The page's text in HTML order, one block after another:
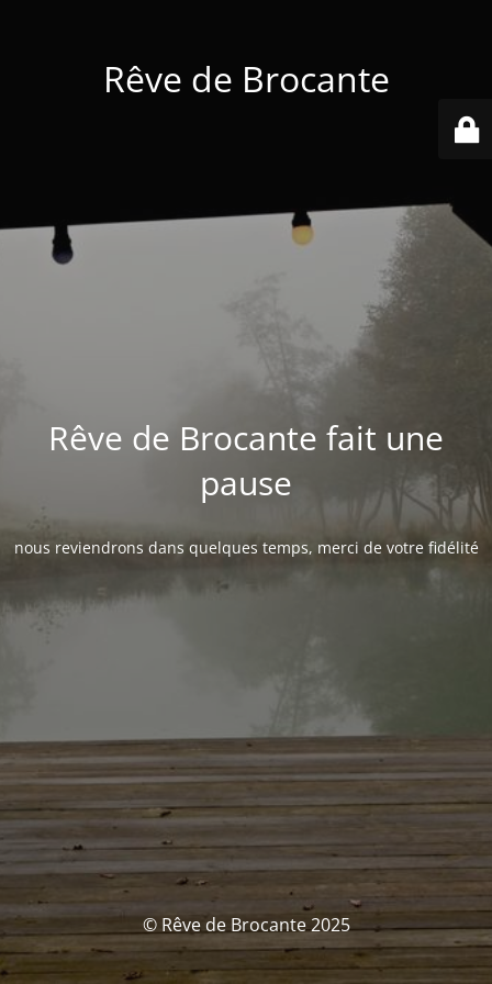
Rêve de Brocante
Rêve de Brocante fait une
pause
nous reviendrons dans quelques temps, merci de votre fidélité
© Rêve de Brocante 2025